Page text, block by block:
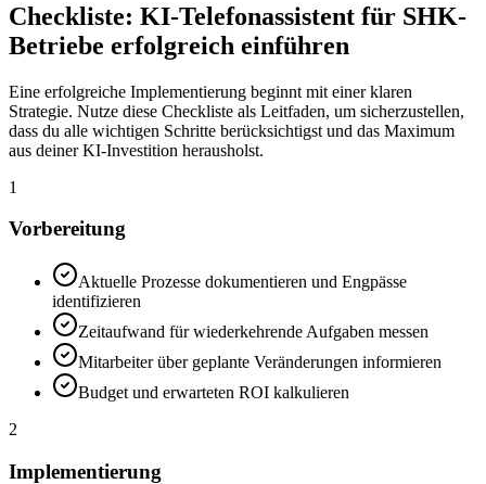
Checkliste: KI-Telefonassistent für SHK-
Betriebe erfolgreich einführen
Eine erfolgreiche Implementierung beginnt mit einer klaren
Strategie. Nutze diese Checkliste als Leitfaden, um sicherzustellen,
dass du alle wichtigen Schritte berücksichtigst und das Maximum
aus deiner KI-Investition herausholst.
1
Vorbereitung
Aktuelle Prozesse dokumentieren und Engpässe
identifizieren
Zeitaufwand für wiederkehrende Aufgaben messen
Mitarbeiter über geplante Veränderungen informieren
Budget und erwarteten ROI kalkulieren
2
Implementierung